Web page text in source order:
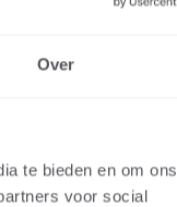
Over
te bieden en om ons
voor social